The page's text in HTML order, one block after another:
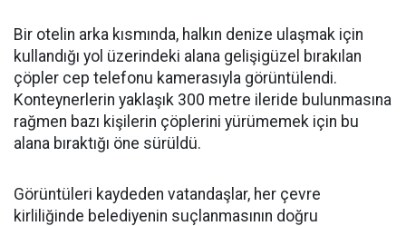
Bir otelin arka kısmında, halkın denize ulaşmak için
kullandığı yol üzerindeki alana gelişigüzel bırakılan
çöpler cep telefonu kamerasıyla görüntülendi.
Konteynerlerin yaklaşık 300 metre ileride bulunmasına
rağmen bazı kişilerin çöplerini yürümemek için bu
alana bıraktığı öne sürüldü.
Görüntüleri kaydeden vatandaşlar, her çevre
kirliliğinde belediyenin suçlanmasının doğru